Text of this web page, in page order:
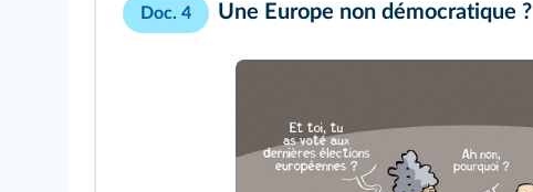
Doc. 4 Une Europe non démocratique ?